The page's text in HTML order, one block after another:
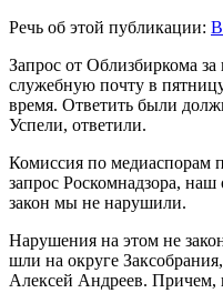
Речь об этой публикации:
Запрос от Облизбиркома
служебную почту в
время. Ответить были
Успели, ответили.
Комиссия по медиаспорам
запрос Роскомнадзора,
закон мы не нарушили.
Нарушения на этом не
шли на округе
Алексей Андреев. Причем,